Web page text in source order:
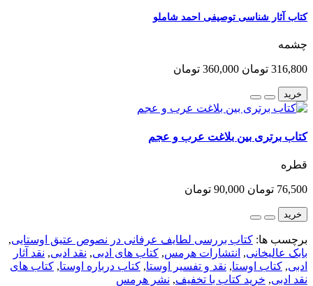
کتاب آثار شناسی توصیفی احمد شاملو
چشمه
316,800 تومان 360,000 تومان
خرید
کتاب برتری بین بلاغت عرب و عجم
قطره
76,500 تومان 90,000 تومان
خرید
برچسب ها: کتاب بررسی لطایف عرفانی در نصوص عتیق اوستایی,
بابک عالیخانی, انتشارات هرمس, کتاب های ادبی, نقد ادبی, نقد آثار
ادبی, کتاب اوستا, نقد و تفسیر اوستا, کتاب درباره اوستا, کتاب های
نقد ادبی, خرید کتاب با تخفیف, نشر هرمس